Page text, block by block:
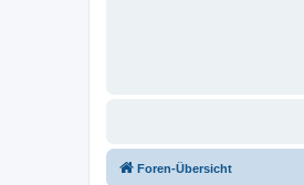
Foren-Übersicht